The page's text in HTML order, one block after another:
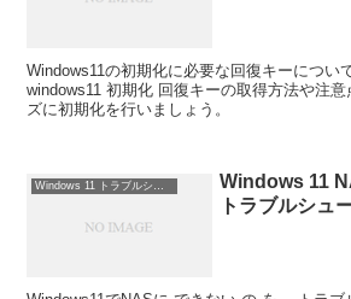
Windows11の初期化に必要な回復キーについ
windows11 初期化 回復キーの取得方法や注
ズに初期化を行いましょう。
Windows 11
トラブルシュ